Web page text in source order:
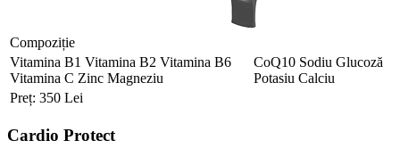
Compoziție
Vitamina B1 Vitamina B2 Vitamina B6
Vitamina C Zinc Magneziu
CoQ10 Sodiu Glucoză
Potasiu Calciu
Preț: 350 Lei
Cardio Protect